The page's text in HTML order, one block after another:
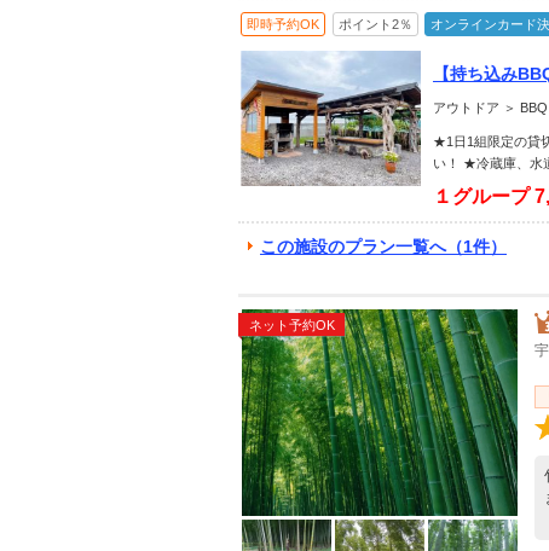
即時予約OK ポイント2％ オンラインカード
【持ち込み
アウトドア ＞
★1日1組限定の貸
い！ ★冷蔵庫、水
１グループ
この施設のプラン一覧へ（1件）
ネット予約OK